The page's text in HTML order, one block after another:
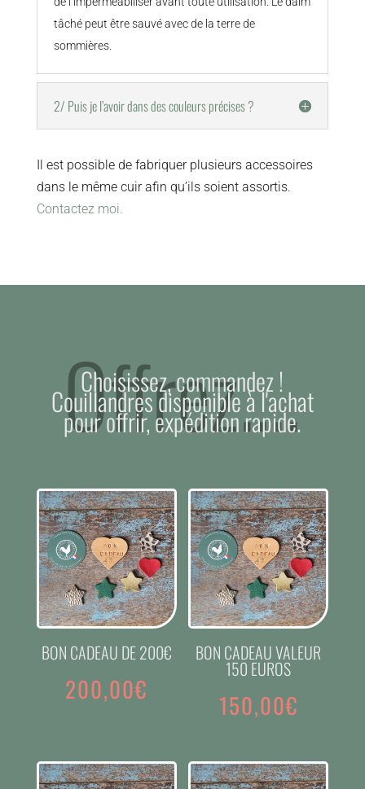
tâché peut être sauvé avec de la terre de
sommières.
2/ Puis je l’avoir dans des couleurs précises ?
Il est possible de fabriquer plusieurs accessoires
dans le même cuir afin qu’ils soient assortis.
Contactez moi.
Offrez....
Choisissez, commandez !
Couillandres disponible à l'achat
pour offrir, expédition rapide.
BON CADEAU DE 200€
200,00€
BON CADEAU VALEUR
150 EUROS
150,00€